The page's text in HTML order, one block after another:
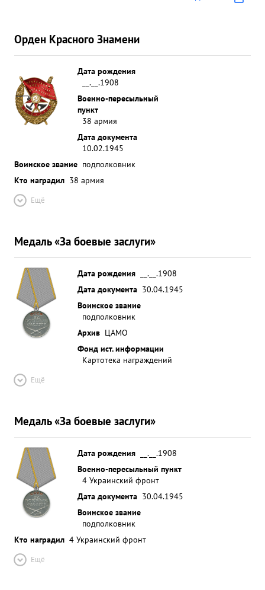
Орден Красного Знамени
Дата рождения
__.__.1908
Военно-пересыльный
пункт
38 армия
Дата документа
10.02.1945
Воинское звание подполковник
Кто наградил 38 армия
Ещё
Медаль «За боевые заслуги»
Дата рождения
__.__.1908
Дата документа 30.04.1945
Воинское звание
подполковник
Архив ЦАМО
Фонд ист. информации
Картотека награждений
Ещё
Медаль «За боевые заслуги»
Дата рождения
__.__.1908
Военно-пересыльный пункт
4 Украинский фронт
Дата документа 30.04.1945
Воинское звание
подполковник
Кто наградил 4 Украинский фронт
Ещё